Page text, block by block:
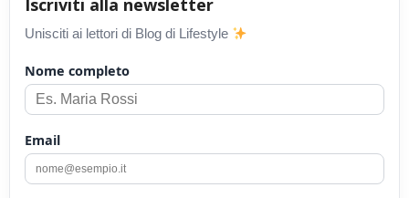
Iscriviti alla newsletter
Unisciti ai lettori di Blog di Lifestyle
Nome completo
Email